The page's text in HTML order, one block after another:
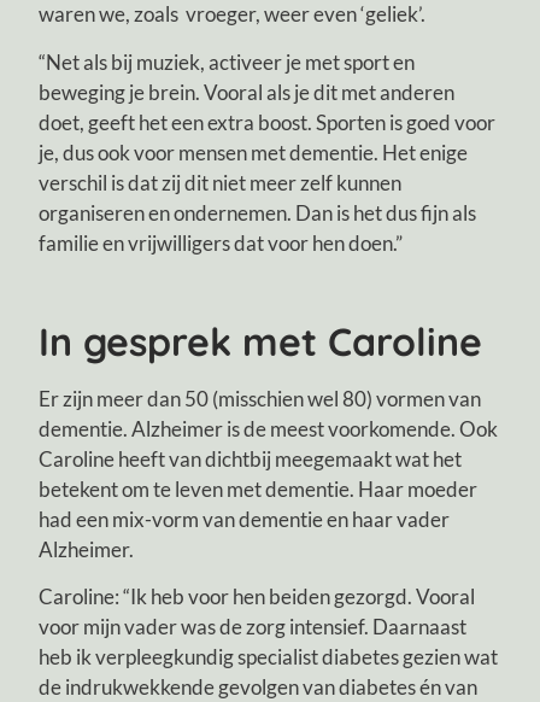
waren we, zoals vroeger, weer even ‘geliek’.
“Net als bij muziek, activeer je met sport en
beweging je brein. Vooral als je dit met anderen
doet, geeft het een extra boost. Sporten is goed voor
je, dus ook voor mensen met dementie. Het enige
verschil is dat zij dit niet meer zelf kunnen
organiseren en ondernemen. Dan is het dus fijn als
familie en vrijwilligers dat voor hen doen.”
In gesprek met Caroline
Er zijn meer dan 50 (misschien wel 80) vormen van
dementie. Alzheimer is de meest voorkomende. Ook
Caroline heeft van dichtbij meegemaakt wat het
betekent om te leven met dementie. Haar moeder
had een mix-vorm van dementie en haar vader
Alzheimer.
Caroline: “Ik heb voor hen beiden gezorgd. Vooral
voor mijn vader was de zorg intensief. Daarnaast
heb ik verpleegkundig specialist diabetes gezien wat
de indrukwekkende gevolgen van diabetes én van